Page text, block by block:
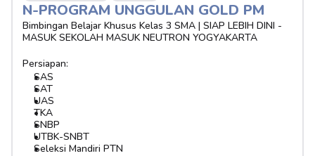
N-PROGRAM UNGGULAN GOLD PM
Bimbingan Belajar Khusus Kelas 3 SMA | SIAP LEBIH DINI -
MASUK SEKOLAH MASUK NEUTRON YOGYAKARTA
Persiapan:
SAS
SAT
UAS
TKA
SNBP
UTBK-SNBT
Seleksi Mandiri PTN